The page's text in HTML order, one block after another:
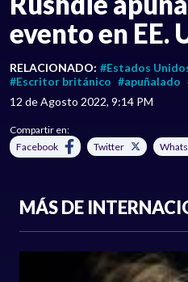
evento en EE.
RELACIONADO: #Estados
#Escritor británico #apuñalado
12 de Agosto 2022, 9:14 PM
Compartir en:
Facebook
Twitter
MÁS DE